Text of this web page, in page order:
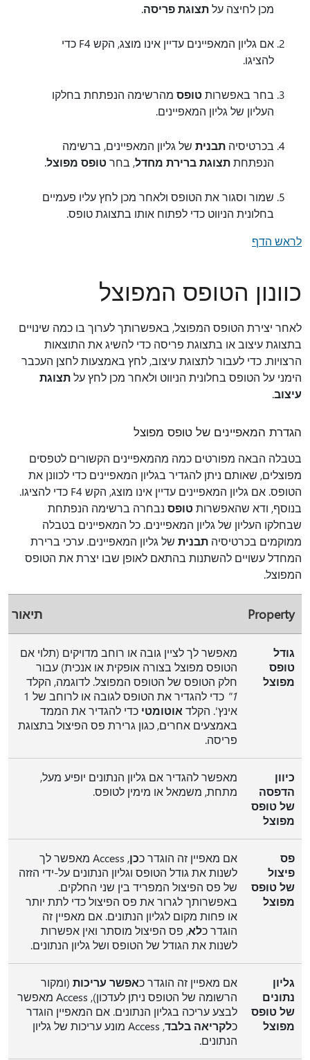
מכן לחיצה עלתצוגת פריסה.
אם גליון המאפיינים עדיין אינו מוצג, הקש F4 כדי
להציגו.
בחר באפשרותטופס מהרשימה הנפתחת בחלקו
העליון של גליון המאפיינים.
בכרטיסיה תבנית של גליון המאפיינים, ברשימה
הנפתחתתצוגת ברירת מחדל, בחרטופס מפוצל.
שמור וסגור את הטופס ולאחר מכן לחץ עליו פעמיים
בחלונית הניווט כדי לפתוח אותו בתצוגת טופס.
לראש הדף
כוונון הטופס המפוצל
לאחר יצירת הטופס המפוצל, באפשרותך לערוך בו כמה שינויים
בתצוגת עיצוב או בתצוגת פריסה כדי להשיג את התוצאות
הרצויות. כדי לעבור לתצוגת עיצוב, לחץ באמצעות לחצן העכבר
הימני על הטופס בחלונית הניווט ולאחר מכן לחץ עלתצוגת
עיצוב.
הגדרת המאפיינים של טופס מפוצל
בטבלה הבאה מפורטים כמה מהמאפיינים הקשורים לטפסים
מפוצלים, שאותם ניתן להגדיר בגליון המאפיינים כדי לכוונן את
הטופס. אם גליון המאפיינים עדיין אינו מוצג, הקש F4 כדי להציגו.
בנוסף, ודא שהאפשרותטופס נבחרה ברשימה הנפתחת
שבחלקו העליון של גליון המאפיינים. כל המאפיינים בטבלה
ממוקמים בכרטיסיה תבנית של גליון המאפיינים. ערכי ברירת
המחדל עשויים להשתנות בהתאם לאופן שבו יצרת את הטופס
המפוצל.
Property תיאור
גודל
טופס
מפוצל
מאפשר לך לציין גובה או רוחב מדויקים (תלוי אם
הטופס מפוצל בצורה אופקית או אנכית) עבור
חלק הטופס של הטופס המפוצל. לדוגמה, הקלד
1"
כדי להגדיר את הטופס לגובה או לרוחב של 1
אינץ'. הקלד אוטומטי כדי להגדיר את הממד
באמצעים אחרים, כגון גרירת פס הפיצול בתצוגת
פריסה.
כיוון
הדפסה
של טופס
מפוצל
מאפשר להגדיר אם גליון הנתונים יופיע מעל,
מתחת, משמאל או מימין לטופס.
פס
פיצול
של טופס
מפוצל
אם מאפיין זה הוגדר ככן
,‏ Access מאפשר לך
לשנות את גודל הטופס וגליון הנתונים על-ידי הזזה
של פס הפיצול המפריד בין שני החלקים.
באפשרותך לגרור את פס הפיצול כדי לתת יותר
או פחות מקום לגליון הנתונים. אם מאפיין זה
הוגדר כלא, פס הפיצול מוסתר ואין אפשרות
לשנות את הגודל של הטופס ושל גליון הנתונים.
גליון
נתונים
של טופס
מפוצל
אם מאפיין זה הוגדר כאפשר עריכות (ומקור
הרשומה של הטופס ניתן לעדכון), Access מאפשר
לבצע עריכה בגליון הנתונים. אם המאפיין הוגדר
כלקריאה בלבד
,‏ Access מונע עריכות של גליון
הנתונים.